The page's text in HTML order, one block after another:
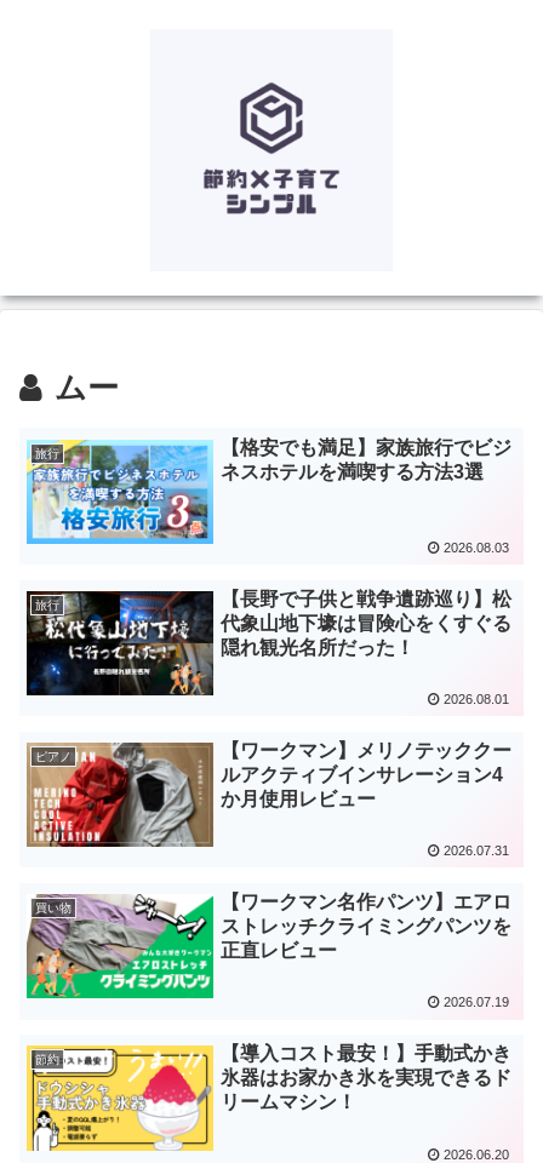
ムー
旅行
【格安でも満足】家族旅行でビジ
ネスホテルを満喫する方法3選
2026.08.03
旅行
【長野で子供と戦争遺跡巡り】松
代象山地下壕は冒険心をくすぐる
隠れ観光名所だった！
2026.08.01
ピアノ
【ワークマン】メリノテッククー
ルアクティブインサレーション4
か月使用レビュー
2026.07.31
買い物
【ワークマン名作パンツ】エアロ
ストレッチクライミングパンツを
正直レビュー
2026.07.19
節約
【導入コスト最安！】手動式かき
氷器はお家かき氷を実現できるド
リームマシン！
2026.06.20